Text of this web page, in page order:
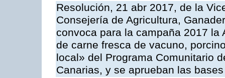
Resolución, 21 abr 2017, de la
Consejería de Agricultura,
convoca para la campaña 2017
de carne fresca de vacuno,
local» del Programa Comunitario
Canarias, y se aprueban las